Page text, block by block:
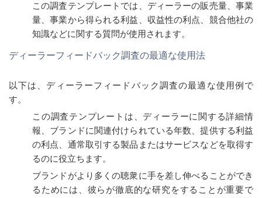
この調査テンプレートでは、ディーラーの販売量、事業
量、事業から得られる利益、収益性の利点、競合他社の
知識などに関する質問が使用されます。
ディーラーフィードバック調査の最適な使用法
以下は、ディーラーフィードバック調査の最適な使用例で
す。
この調査テンプレートは、ディーラーに関する詳細情
報、ブランドに関連付けられている年数、提供する利益
の利点、通常取引する製品またはサービスなどを取得す
るのに役立ちます。
ブランドがより多くの聴衆に手を差し伸べることができ
るためには、彼らが徹底的な研究をすることが重要で